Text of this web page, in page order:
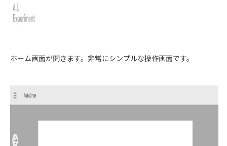
ホーム画面が開きます。非常にシンプルな操作画面です。